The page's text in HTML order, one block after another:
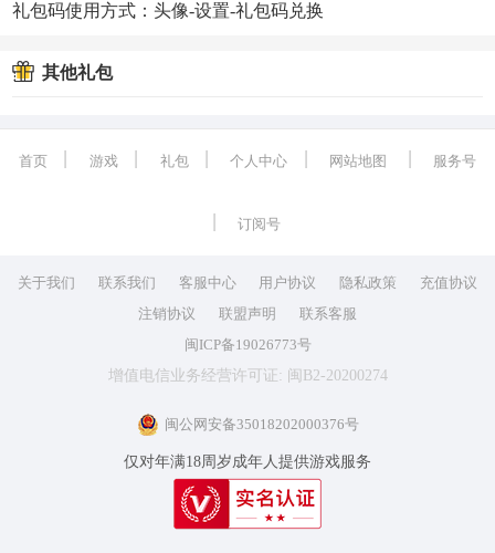
礼包码使用方式：头像-设置-礼包码兑换
其他礼包
首页 游戏 礼包 个人中心 网站地图 服务号
订阅号
关于我们 联系我们 客服中心 用户协议 隐私政策
充值协议
注销协议
联盟声明
联系客服
闽ICP备19026773号
增值电信业务经营许可证: 闽B2-20200274
闽公网安备35018202000376号
仅对年满18周岁成年人提供游戏服务